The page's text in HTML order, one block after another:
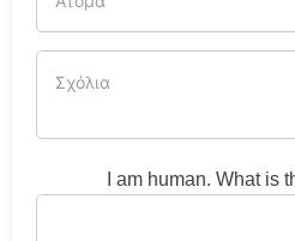
I am human. What is